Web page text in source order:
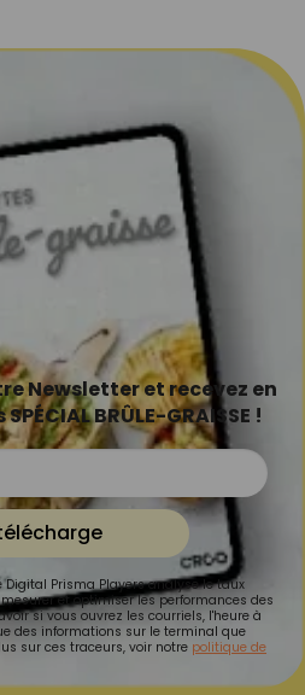
Newsletter et recevez en
BRÛLE-GRAISSE !
Digital Prisma Players analyse le taux
et optimiser les performances des
si vous ouvrez les courriels, l'heure à
des informations sur le terminal que
sur ces traceurs, voir notre politique de